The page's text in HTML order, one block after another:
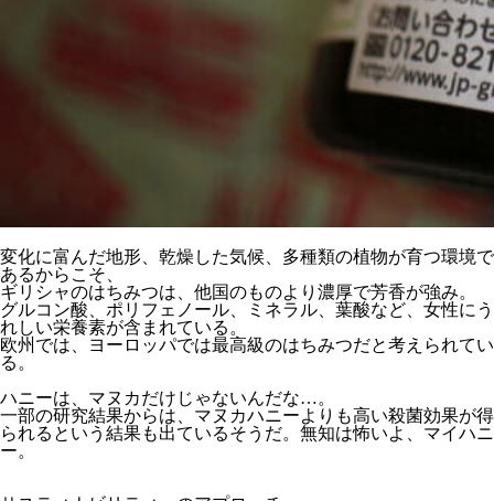
変化に富んだ地形、乾燥した気候、多種類の植物が育つ環境で
あるからこそ、
ギリシャのはちみつは、他国のものより濃厚で芳香が強み。
グルコン酸、ポリフェノール、ミネラル、葉酸など、女性にう
れしい栄養素が含まれている。
欧州では、ヨーロッパでは最高級のはちみつだと考えられてい
る。
ハニーは、マヌカだけじゃないんだな…。
一部の研究結果からは、マヌカハニーよりも高い殺菌効果が得
られるという結果も出ているそうだ。無知は怖いよ、マイハニ
ー。